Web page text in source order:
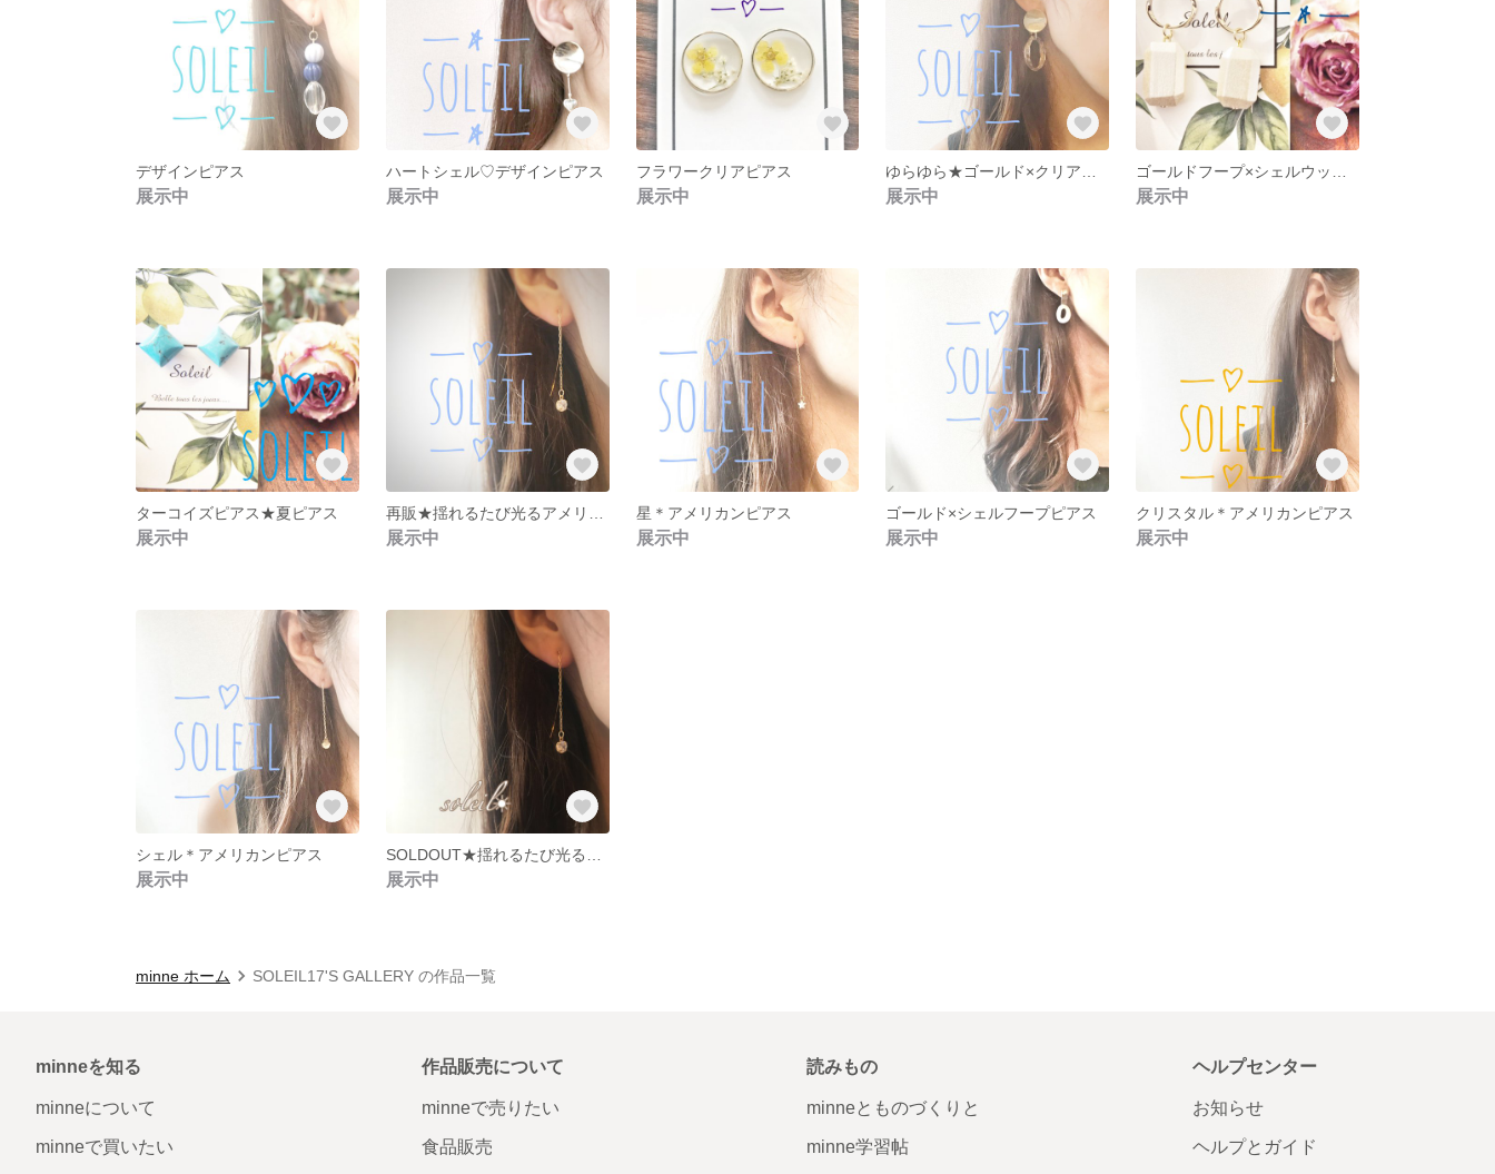
デザインピアス
展示中
ハートシェル♡デザインピアス
展示中
フラワークリアピアス
展示中 展示中 展示中
ターコイズピアス★夏ピアス
展示中 展示中
星＊アメリカンピアス
展示中
ゴールド×シェルフープピアス
展示中
クリスタル＊アメリカンピアス
展示中
シェル＊アメリカンピアス
展示中 展示中
minne ホーム SOLEIL17'S GALLERY の作品一覧
minneを知る
minneについて
minneで買いたい
作品販売について
minneで売りたい
食品販売
読みもの
minneとものづくりと
minne学習帖
ヘルプセンター
お知らせ
ヘルプとガイド